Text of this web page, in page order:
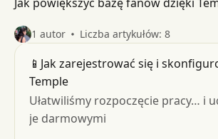
1 autor Liczba artykułów: 8
📱Jak zarejestrować się i
Temple
Ułatwiliśmy rozpoczęcie pracy… i
je darmowymi